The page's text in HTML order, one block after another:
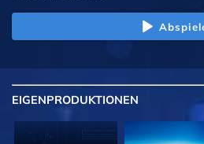
EIGENPRODUKTIONEN